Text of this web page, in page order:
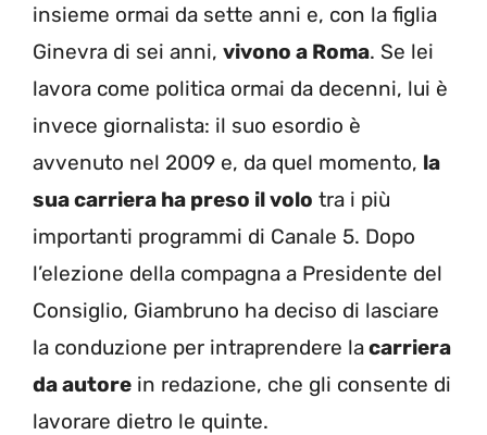
insieme ormai da sette anni e, con la figlia
Ginevra di sei anni, vivono a Roma. Se lei
lavora come politica ormai da decenni, lui è
invece giornalista: il suo esordio è
avvenuto nel 2009 e, da quel momento, la
sua carriera ha preso il volo tra i più
importanti programmi di Canale 5. Dopo
l’elezione della compagna a Presidente del
Consiglio, Giambruno ha deciso di lasciare
la conduzione per intraprendere lacarriera
da autore in redazione, che gli consente di
lavorare dietro le quinte.